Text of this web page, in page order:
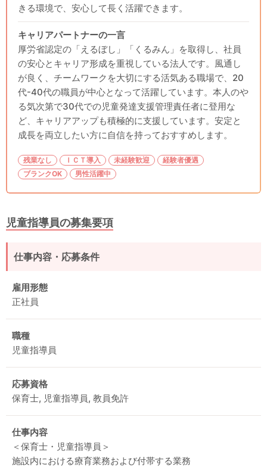
きる環境で、安心して長く活躍できます。
キャリアパートナーの一言
厚労省認定の「えるぼし」「くるみん」を取得し、社員
の安心とキャリア形成を重視している法人です。風通し
が良く、チームワークを大切にする活気ある職場で、20
代-40代の職員が中心となって活躍しています。本人のや
る気次第で30代での児童発達支援管理責任者に登用な
ど、キャリアアップも積極的に支援しています。安定と
成長を両立したい方に自信を持っておすすめします。
残業なし ＩＣＴ導入 未経験歓迎
経験者優遇
ブランクOK
男性活躍中
児童指導員の募集要項
仕事内容・応募条件
雇用形態
正社員
職種
児童指導員
応募資格
保育士, 児童指導員, 教員免許
仕事内容
＜保育士・児童指導員＞
施設内における療育業務および付帯する業務